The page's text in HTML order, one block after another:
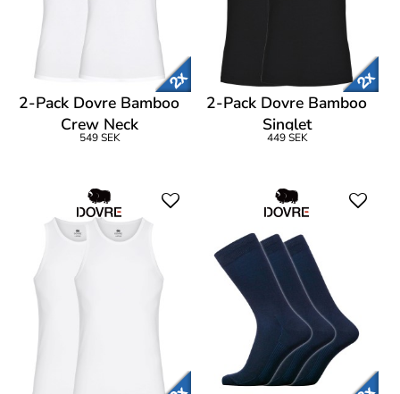
2-Pack Dovre Bamboo
Crew Neck
549 SEK
2-Pack Dovre Bamboo
Singlet
449 SEK